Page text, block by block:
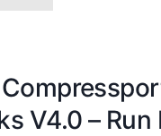
V4.0 – Run